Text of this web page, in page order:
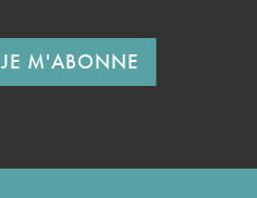
JE M'ABONNE